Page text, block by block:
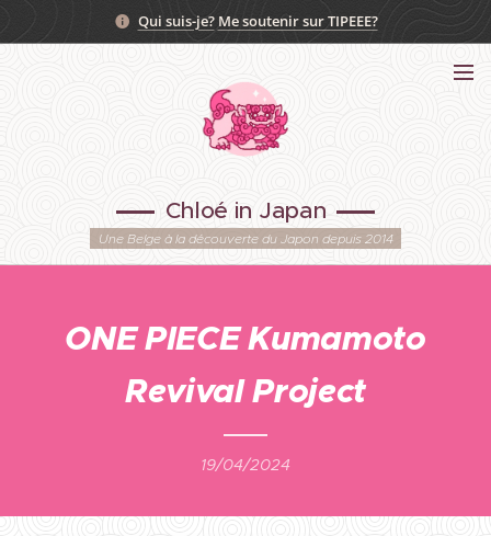
Qui suis-je? Me soutenir sur TIPEEE?
Chloé in Japan
Une Belge à la découverte du Japon depuis 2014
ONE PIECE Kumamoto
Revival Project
19/04/2024